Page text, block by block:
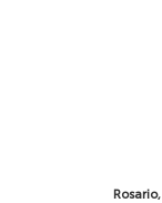
Rosario,